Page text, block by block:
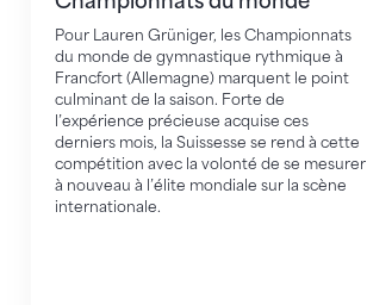
Pour Lauren Grüniger, les Championnats
du monde de gymnastique rythmique à
Francfort (Allemagne) marquent le point
culminant de la saison. Forte de
l’expérience précieuse acquise ces
derniers mois, la Suissesse se rend à cette
compétition avec la volonté de se mesurer
à nouveau à l’élite mondiale sur la scène
internationale.